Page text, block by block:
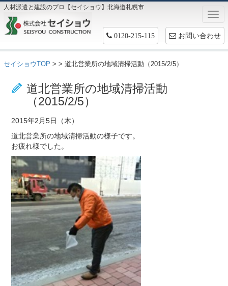
人材派遣と建設のプロ【セイショウ】北海道札幌市
0120-215-115 お問い合わせ
お仕事情報
セイショウTOP > > 道北営業所の地域清掃活動（2015/2/5）
道北営業所の地域清掃活動
（2015/2/5）
2015年2月5日（木）
道北営業所の地域清掃活動の様子です。
お疲れ様でした。